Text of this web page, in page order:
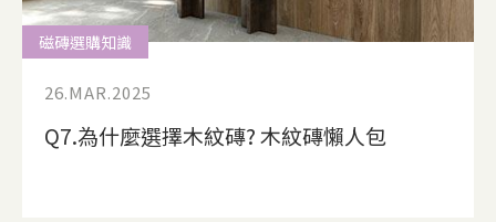
磁磚選購知識
26.MAR.2025
Q7.為什麼選擇木紋磚? 木紋磚懶人包